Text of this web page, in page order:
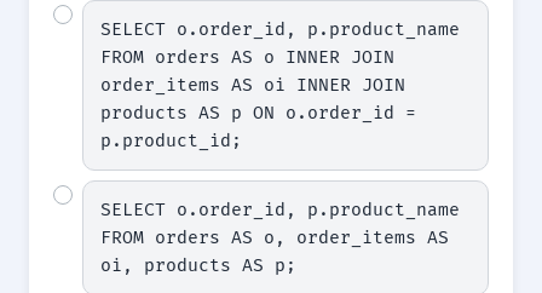
SELECT o.order_id, p.product_name
FROM orders AS o INNER JOIN
order_items AS oi INNER JOIN
products AS p ON o.order_id =
p.product_id;
SELECT o.order_id, p.product_name
FROM orders AS o, order_items AS
oi, products AS p;